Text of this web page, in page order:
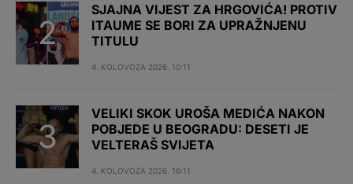
SJAJNA VIJEST ZA HRGOVIĆA! PROTIV
ITAUME SE BORI ZA UPRAŽNJENU
TITULU
4. KOLOVOZA 2026. 10:11
VELIKI SKOK UROŠA MEDIĆA NAKON
POBJEDE U BEOGRADU: DESETI JE
VELTERAŠ SVIJETA
4. KOLOVOZA 2026. 16:11